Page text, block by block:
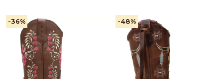
-36% -48%